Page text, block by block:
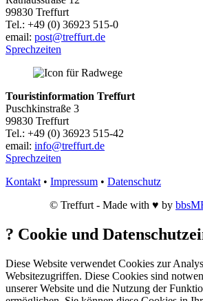
99830 Treffurt
Tel.: +49 (0) 36923 515-0
email: post@treffurt.de
Sprechzeiten
Touristinformation Treffurt
Puschkinstraße 3
99830 Treffurt
Tel.: +49 (0) 36923 515-42
email: info@treffurt.de
Sprechzeiten
Kontakt • Impressum • Datenschutz
© Treffurt - Made with ♥ by
? Cookie und
Diese Website verwendet Cookies zur
Websitezugriffen. Diese Cookies sind
unserer Website und die Nutzung der